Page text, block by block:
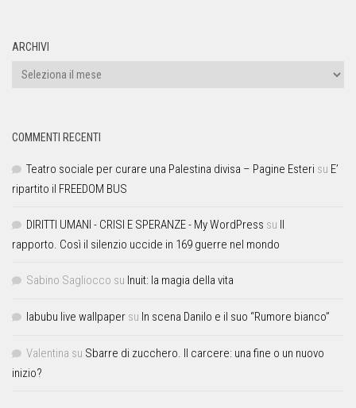
ARCHIVI
COMMENTI RECENTI
Teatro sociale per curare una Palestina divisa – Pagine Esteri su E’
ripartito il FREEDOM BUS
DIRITTI UMANI - CRISI E SPERANZE - My WordPress su Il
rapporto. Così il silenzio uccide in 169 guerre nel mondo
Sabino Sagliocco su Inuit: la magia della vita
labubu live wallpaper su In scena Danilo e il suo “Rumore bianco”
Valentina su Sbarre di zucchero. Il carcere: una fine o un nuovo
inizio?